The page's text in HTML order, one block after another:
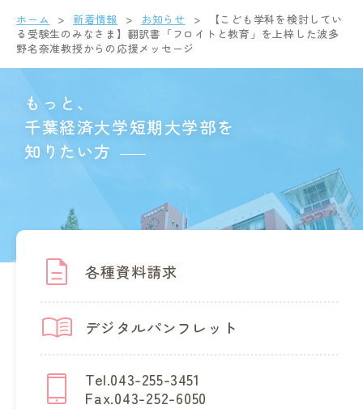
ホーム 新着情報 お知らせ
【こども学科を検討してい
る受験生のみなさま】翻訳書「フロイトと教育」を上梓した波多
野名奈准教授からの応援メッセージ
もっと、
千葉経済大学短期大学部を
知りたい方
各種資料請求
デジタルパンフレット
Tel.043-255-3451
Fax.043-252-6050